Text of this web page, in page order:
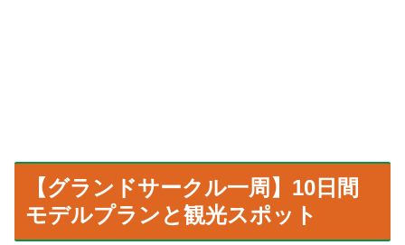
【グランドサークル一周】10日間
モデルプランと観光スポット